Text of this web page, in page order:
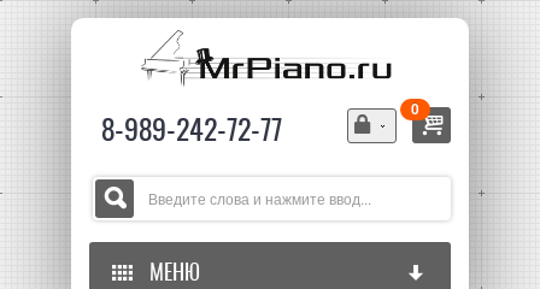
8-989-242-72-77
0
МЕНЮ